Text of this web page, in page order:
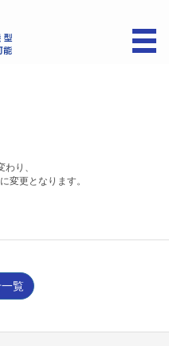
り、
変更となります。
覧